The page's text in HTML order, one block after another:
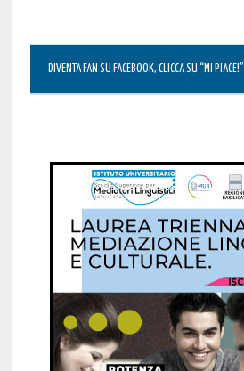
DIVENTA FAN SU FACEBOOK, CLICCA SU “MI PIACE!”